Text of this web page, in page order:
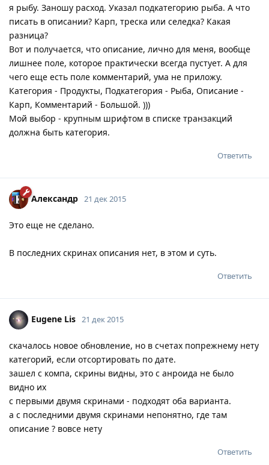
я рыбу. Заношу расход. Указал подкатегорию рыба. А что
писать в описании? Карп, треска или селедка? Какая
разница?
Вот и получается, что описание, лично для меня, вообще
лишнее поле, которое практически всегда пустует. А для
чего еще есть поле комментарий, ума не приложу.
Категория - Продукты, Подкатегория - Рыба, Описание -
Карп, Комментарий - Большой. )))
Мой выбор - крупным шрифтом в списке транзакций
должна быть категория.
Ответить
Александр 21 дек 2015
Это еще не сделано.
В последних скринах описания нет, в этом и суть.
Ответить
Eugene Lis 21 дек 2015
скачалось новое обновление, но в счетах попрежнему нету
категорий, если отсортировать по дате.
зашел с компа, скрины видны, это с анроида не было
видно их
с первыми двумя скринами - подходят оба варианта.
а с последними двумя скринами непонятно, где там
описание ? вовсе нету
Ответить